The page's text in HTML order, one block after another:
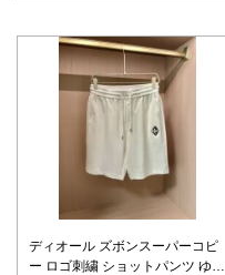
ディオール ズボンスーパーコピ
ー ロゴ刺繍 ショットパンツ ゆっ